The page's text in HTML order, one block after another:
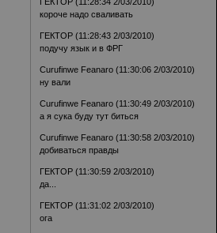
короче надо сваливать
ГЕКТОР (11:28:43 2/03/2010)
подучу язык и в ФРГ
Curufinwe Feanaro (11:30:06 2/03/2010)
ну вали
Curufinwe Feanaro (11:30:49 2/03/2010)
а я сука буду тут биться
Curufinwe Feanaro (11:30:58 2/03/2010)
добиваться правды
ГЕКТОР (11:30:59 2/03/2010)
да...
ГЕКТОР (11:31:02 2/03/2010)
ога